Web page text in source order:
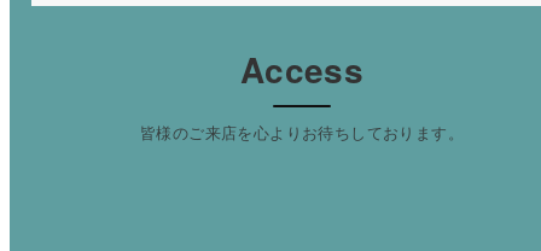
Access
皆様のご来店を心よりお待ちしております。